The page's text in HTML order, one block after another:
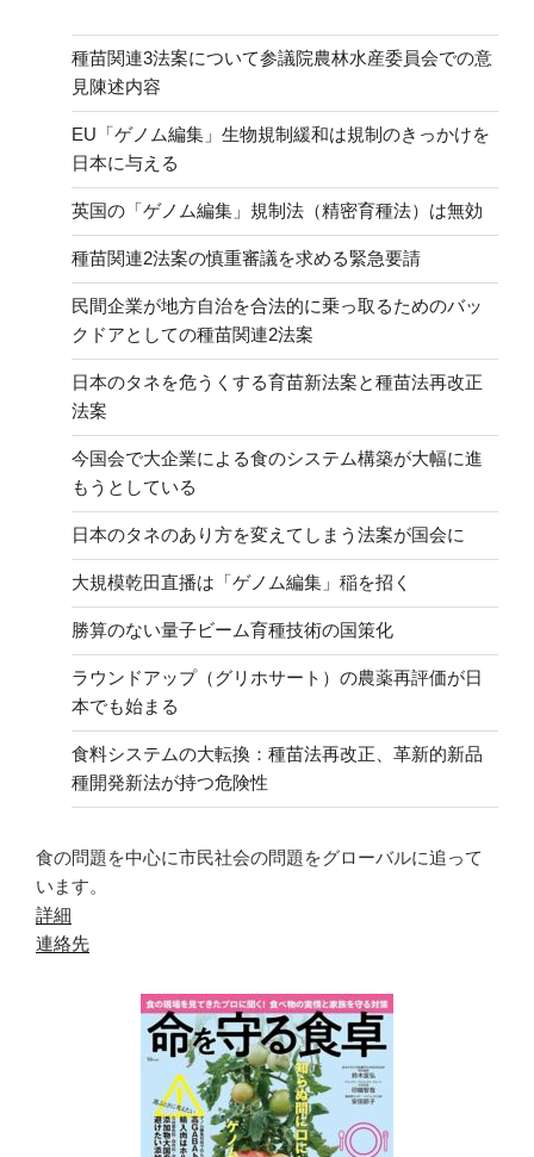
種苗関連3法案について参議院農林水産委員会での意
見陳述内容
EU「ゲノム編集」生物規制緩和は規制のきっかけを
日本に与える
英国の「ゲノム編集」規制法（精密育種法）は無効
種苗関連2法案の慎重審議を求める緊急要請
民間企業が地方自治を合法的に乗っ取るためのバッ
クドアとしての種苗関連2法案
日本のタネを危うくする育苗新法案と種苗法再改正
法案
今国会で大企業による食のシステム構築が大幅に進
もうとしている
日本のタネのあり方を変えてしまう法案が国会に
大規模乾田直播は「ゲノム編集」稲を招く
勝算のない量子ビーム育種技術の国策化
ラウンドアップ（グリホサート）の農薬再評価が日
本でも始まる
食料システムの大転換：種苗法再改正、革新的新品
種開発新法が持つ危険性
食の問題を中心に市民社会の問題をグローバルに追って
います。
詳細
連絡先